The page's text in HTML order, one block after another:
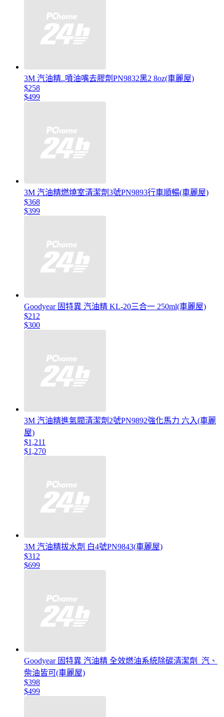
3M 汽油精..噴油嘴去膠劑PN9832黑2 8oz(車麗屋)
$258
$499
3M 汽油精燃燒室清潔劑3號PN9893行車順暢(車麗屋)
$368
$399
Goodyear 固特異 汽油精 KL-20三合一 250ml(車麗屋)
$212
$300
3M 汽油精進氣閥清潔劑2號PN9892強化馬力 六入(車麗
屋)
$1,211
$1,270
3M 汽油精拔水劑 白4號PN9843(車麗屋)
$312
$699
Goodyear 固特異 汽油精 全效燃油系統除碳清潔劑_汽、
柴油皆可(車麗屋)
$398
$499